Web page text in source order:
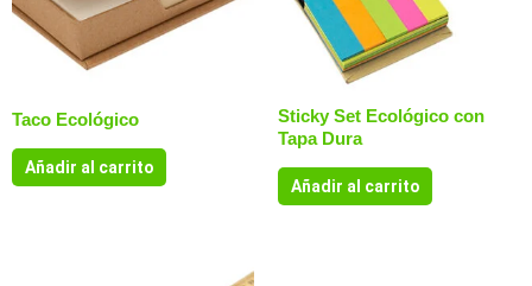
Taco Ecológico
Añadir al carrito
Sticky Set Ecológico con
Tapa Dura
Añadir al carrito